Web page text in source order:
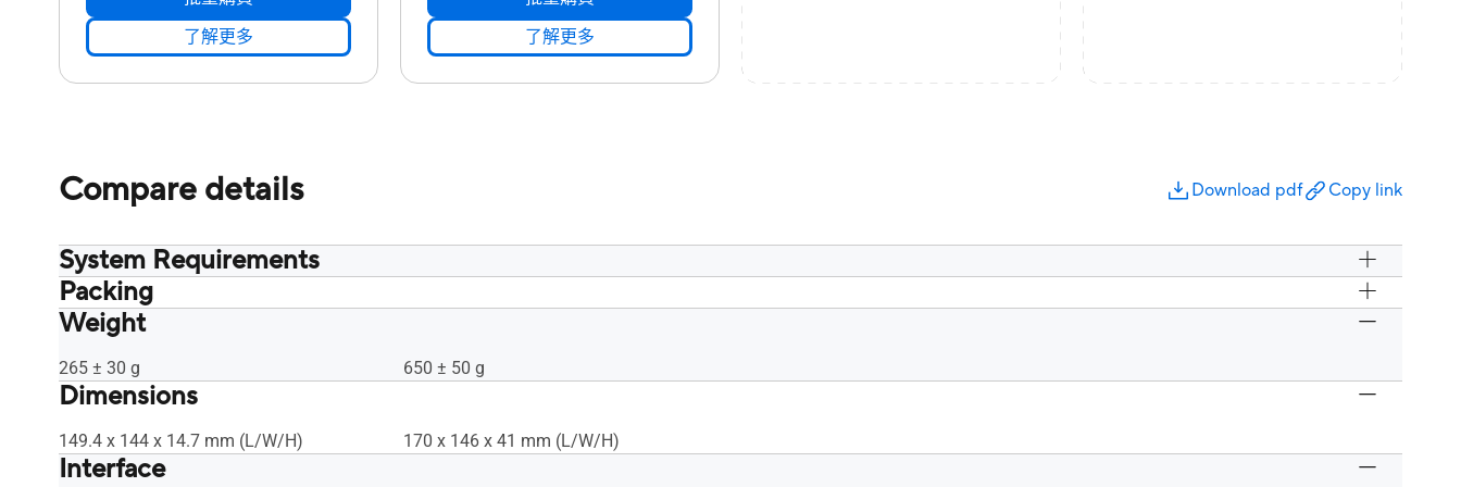
了解更多
了解更多
Compare details Download pdf Copy link
System Requirements
Use HDCP Compatible display and VGA
card to High Definition digital output
Graphics Card: NVIDIA® GeForce®
7600 GT or ATI X1600 series or above
HDD: 10 GB or more
RAM: 1 GB or more is recommended
CPU: Intel® Pentium® D 945(3.4 GHz)
or higher
card to High Definition digital output
7600 GT or ATI X1600 series or above
HDD: 10 GB or more
CPU: Intel® Pentium® D 945(3.4 GHz)
or higher
Packing
Retail Box
Weight
265 ± 30 g 650 ± 50 g
Dimensions
149.4 x 144 x 14.7 mm (L/W/H) 170 x 146 x 41 mm (L/W/H)
Interface